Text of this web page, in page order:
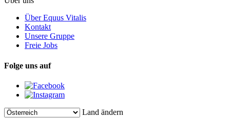
Über Equus Vitalis
Kontakt
Unsere Gruppe
Freie Jobs
Folge uns auf
Land ändern